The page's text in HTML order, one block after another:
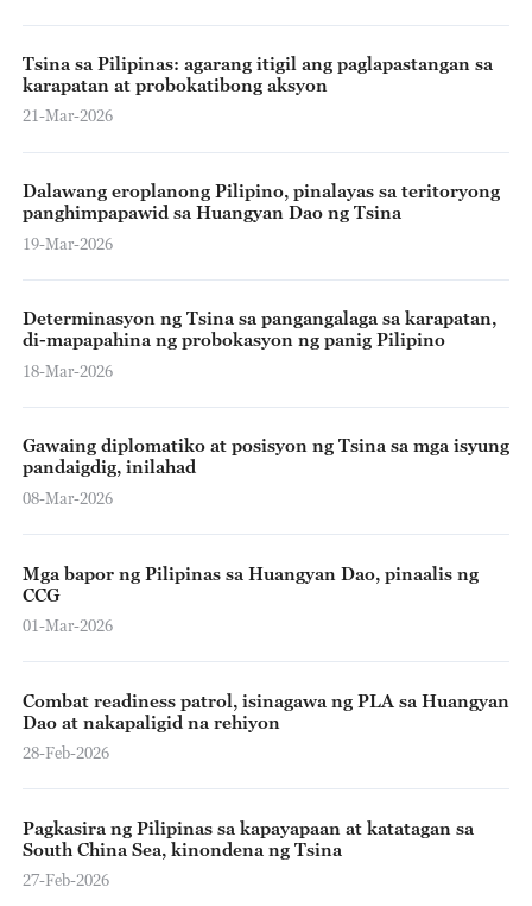
Tsina sa Pilipinas: agarang itigil ang paglapastangan sa
karapatan at probokatibong aksyon
21-Mar-2026
Dalawang eroplanong Pilipino, pinalayas sa teritoryong
panghimpapawid sa Huangyan Dao ng Tsina
19-Mar-2026
Determinasyon ng Tsina sa pangangalaga sa karapatan,
di-mapapahina ng probokasyon ng panig Pilipino
18-Mar-2026
Gawaing diplomatiko at posisyon ng Tsina sa mga isyung
pandaigdig, inilahad
08-Mar-2026
Mga bapor ng Pilipinas sa Huangyan Dao, pinaalis ng
CCG
01-Mar-2026
Combat readiness patrol, isinagawa ng PLA sa Huangyan
Dao at nakapaligid na rehiyon
28-Feb-2026
Pagkasira ng Pilipinas sa kapayapaan at katatagan sa
South China Sea, kinondena ng Tsina
27-Feb-2026